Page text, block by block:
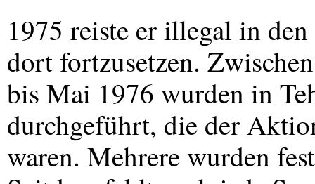
1975 reiste er illegal in
dort fortzusetzen.
bis Mai 1976 wurden in
durchgeführt, die der
waren. Mehrere wurden